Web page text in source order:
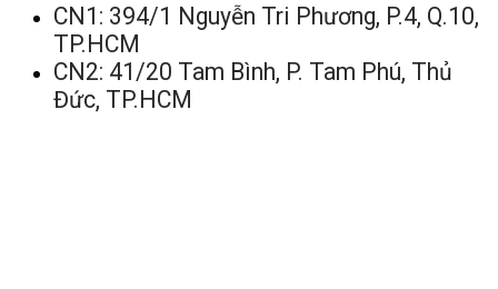
CN1: 394/1 Nguyễn Tri Phương, P.4, Q.10,
TP.HCM
CN2: 41/20 Tam Bình, P. Tam Phú, Thủ
Đức, TP.HCM